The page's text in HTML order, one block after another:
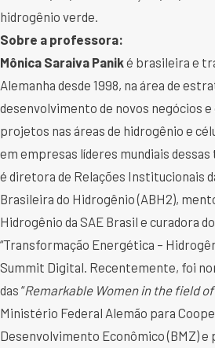
hidrogênio verde.
Sobre a professora:
Mônica Saraiva Paniké brasileira e
Alemanha desde 1998, na área de
desenvolvimento de novos negócios
projetos nas áreas de hidrogênio e
em empresas líderes mundiais
é diretora de Relações Institucionais
Brasileira do Hidrogênio (ABH2),
Hidrogênio da SAE Brasil e curadora
“Transformação Energética –
Summit Digital. Recentemente, foi
das “Remarkable Women in the field
Ministério Federal Alemão para
Desenvolvimento Econômico (BMZ) e